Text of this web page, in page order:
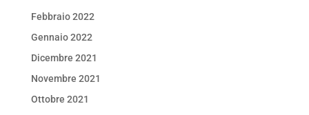
Febbraio 2022
Gennaio 2022
Dicembre 2021
Novembre 2021
Ottobre 2021